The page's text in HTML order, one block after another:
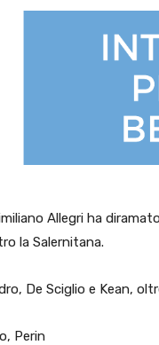
Allegri ha
la Salernitana.
De Sciglio e Kean,
Perin